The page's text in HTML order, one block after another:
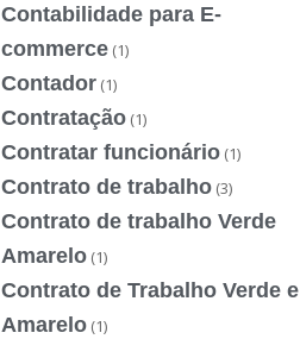
Contabilidade para E-
commerce (1)
Contador (1)
Contratação (1)
Contratar funcionário (1)
Contrato de trabalho (3)
Contrato de trabalho Verde
Amarelo (1)
Contrato de Trabalho Verde e
Amarelo (1)